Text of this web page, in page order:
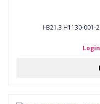
I-B21.3 H1130-001-